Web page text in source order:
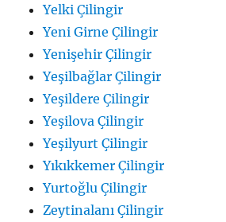
Yelki Çilingir
Yeni Girne Çilingir
Yenişehir Çilingir
Yeşilbağlar Çilingir
Yeşildere Çilingir
Yeşilova Çilingir
Yeşilyurt Çilingir
Yıkıkkemer Çilingir
Yurtoğlu Çilingir
Zeytinalanı Çilingir